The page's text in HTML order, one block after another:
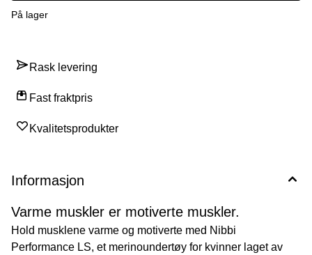
på seg en dame Medium.
På lager
Rask levering
Fast fraktpris
Kvalitetsprodukter
Informasjon
Varme muskler er motiverte muskler.
Hold musklene varme og motiverte med Nibbi
Performance LS, et merinoundertøy for kvinner laget av